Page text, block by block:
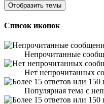
Список иконок
Непрочитанные
Нет непрочитанных
Популярная тема с